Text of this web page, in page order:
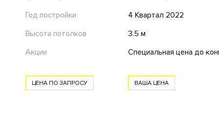
Год постройки
4 Квартал 2022
Высота потолков
3.5 м
Акции
Специальная цена до
ЦЕНА ПО ЗАПРОСУ ВАША ЦЕНА